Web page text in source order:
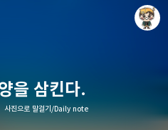
을 삼킨다.
사진으로 말걸기/Daily note